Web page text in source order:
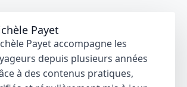
Payet
Payet accompagne les
depuis plusieurs années
à des contenus pratiques,